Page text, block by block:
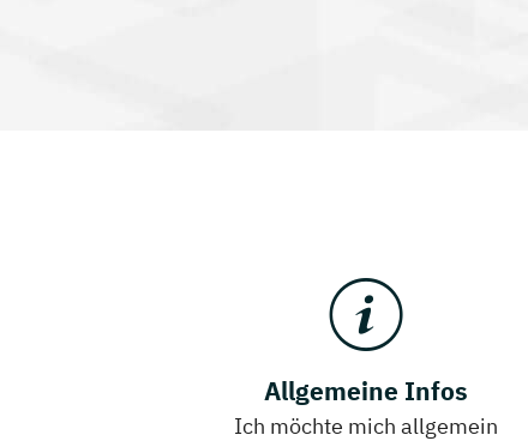
Allgemeine Infos
Ich möchte mich allgemein